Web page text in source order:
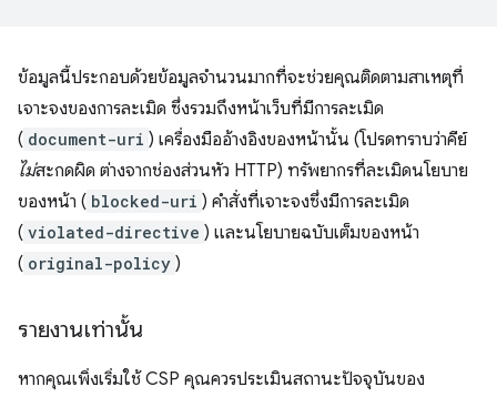
ข้อมูลนี้ประกอบด้วยข้อมูลจำนวนมากที่จะช่วยคุณติดตามสาเหตุที่
เจาะจงของการละเมิด ซึ่งรวมถึงหน้าเว็บที่มีการละเมิด
( document-uri ) เครื่องมืออ้างอิงของหน้านั้น (โปรดทราบว่าคีย์
ไม่สะกดผิด ต่างจากช่องส่วนหัว HTTP) ทรัพยากรที่ละเมิดนโยบาย
ของหน้า ( blocked-uri ) คำสั่งที่เจาะจงซึ่งมีการละเมิด
( violated-directive ) และนโยบายฉบับเต็มของหน้า
( original-policy )
รายงานเท่านั้น
หากคุณเพิ่งเริ่มใช้ CSP คุณควรประเมินสถานะปัจจุบันของ